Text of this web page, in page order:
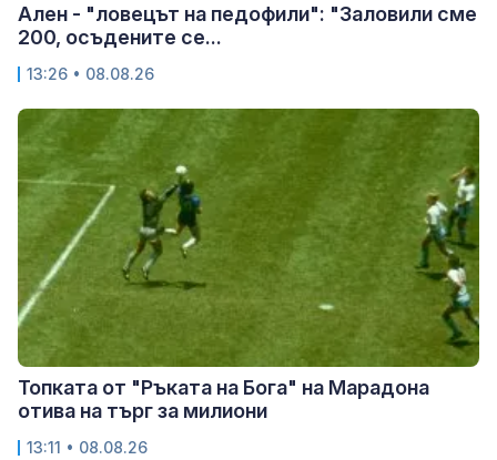
Ален - "ловецът на педофили": "Заловили сме
200, осъдените се...
13:26 • 08.08.26
Топката от "Ръката на Бога" на Марадона
отива на търг за милиони
13:11 • 08.08.26